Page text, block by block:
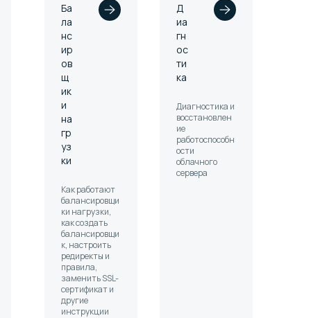
Ба
ла
нс
ир
ов
щ
ик
и
на
гр
уз
ки
Как работают
балансировщи
ки нагрузки,
как создать
балансировщи
к, настроить
редиректы и
правила,
заменить SSL-
сертификат и
другие
инструкции
Д
иа
гн
ос
ти
ка
Диагностика и
восстановлен
ие
работоспособн
ости
облачного
сервера